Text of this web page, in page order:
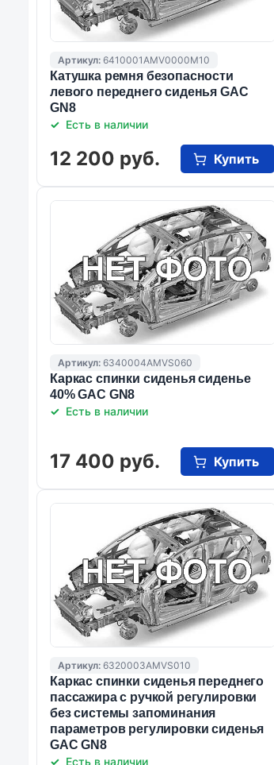
Артикул: 6410001AMV0000M10
Катушка ремня безопасности
левого переднего сиденья GAC
GN8
Есть в наличии
12 200 руб. Купить
Артикул: 6340004AMVS060
Каркас спинки сиденья сиденье
40% GAC GN8
Есть в наличии
17 400 руб. Купить
Артикул: 6320003AMVS010
Каркас спинки сиденья переднего
пассажира с ручкой регулировки
без системы запоминания
параметров регулировки сиденья
GAC GN8
Есть в наличии